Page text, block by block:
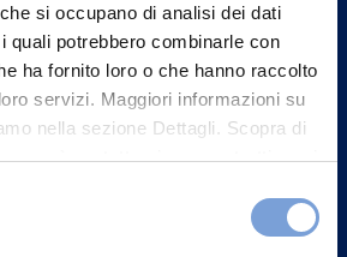
si occupano di analisi dei dati
quali potrebbero combinarle con
ha fornito loro o che hanno raccolto
servizi. Maggiori informazioni su
nella sezione Dettagli. Scopra di
può contattarci e come trattiamo i
del sito nella sezione "Informativa